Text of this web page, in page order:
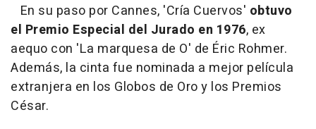
En su paso por Cannes, 'Cría Cuervos' obtuvo
el Premio Especial del Jurado en 1976, ex
aequo con 'La marquesa de O' de Éric Rohmer.
Además, la cinta fue nominada a mejor película
extranjera en los Globos de Oro y los Premios
César.